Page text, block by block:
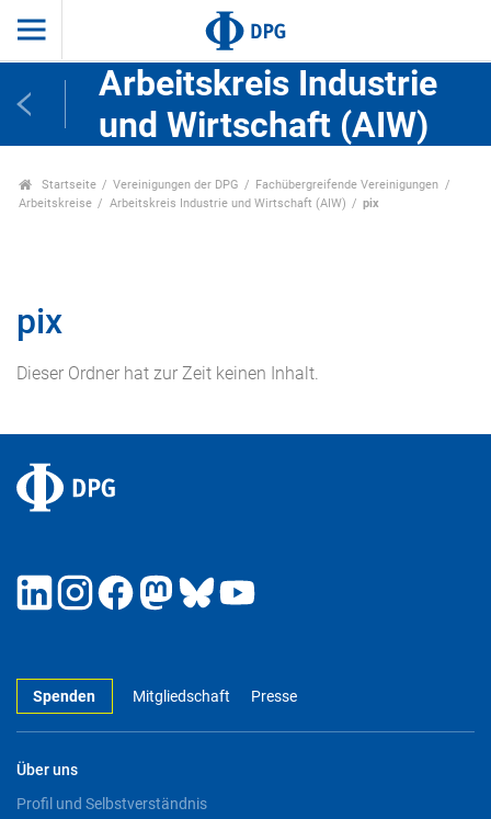
Arbeitskreis Industrie
und Wirtschaft (AIW)
Startseite Vereinigungen der DPG
Fachübergreifende Vereinigungen
Arbeitskreise
Arbeitskreis Industrie und Wirtschaft (AIW) pix
pix
Dieser Ordner hat zur Zeit keinen Inhalt.
Spenden Mitgliedschaft Presse
Über uns
Profil und Selbstverständnis